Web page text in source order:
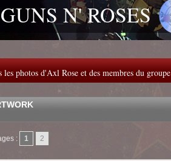
GUNS N' ROSES
les photos d'Axl Rose et des membres du groupe
: 1 2